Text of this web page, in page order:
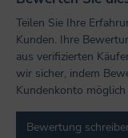
Teilen Sie Ihre
Kunden. Ihre
aus verifizierten
wir sicher, indem
Kundenkonto möglich
Bewertung